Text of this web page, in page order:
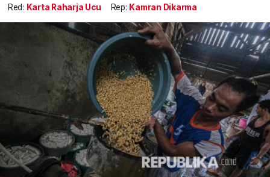
Red: Karta Raharja Ucu Rep: Kamran Dikarma